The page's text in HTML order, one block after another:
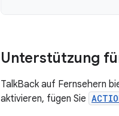
Unterstützung
TalkBack auf Fernsehern
aktivieren, fügen Sie